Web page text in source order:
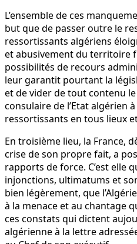
L’ensemble de ces
but que de passer outre le
ressortissants algériens
et abusivement du territoire
possibilités de recours
leur garantit pourtant la
et de vider de tout contenu
consulaire de l’Etat algérien à
ressortissants en tous lieux
En troisième lieu, la France,
crise de son propre fait, a
rapports de force. C’est elle
injonctions, ultimatums et
bien légèrement, que
à la menace et au chantage
ces constats qui dictent
algérienne à la lettre